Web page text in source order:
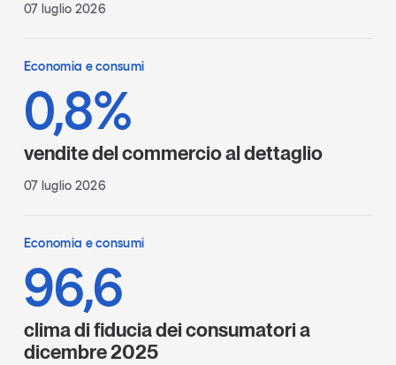
07 luglio 2026
Economia e consumi
0,8%
vendite del commercio al dettaglio
07 luglio 2026
Economia e consumi
96,6
clima di fiducia dei consumatori a
dicembre 2025